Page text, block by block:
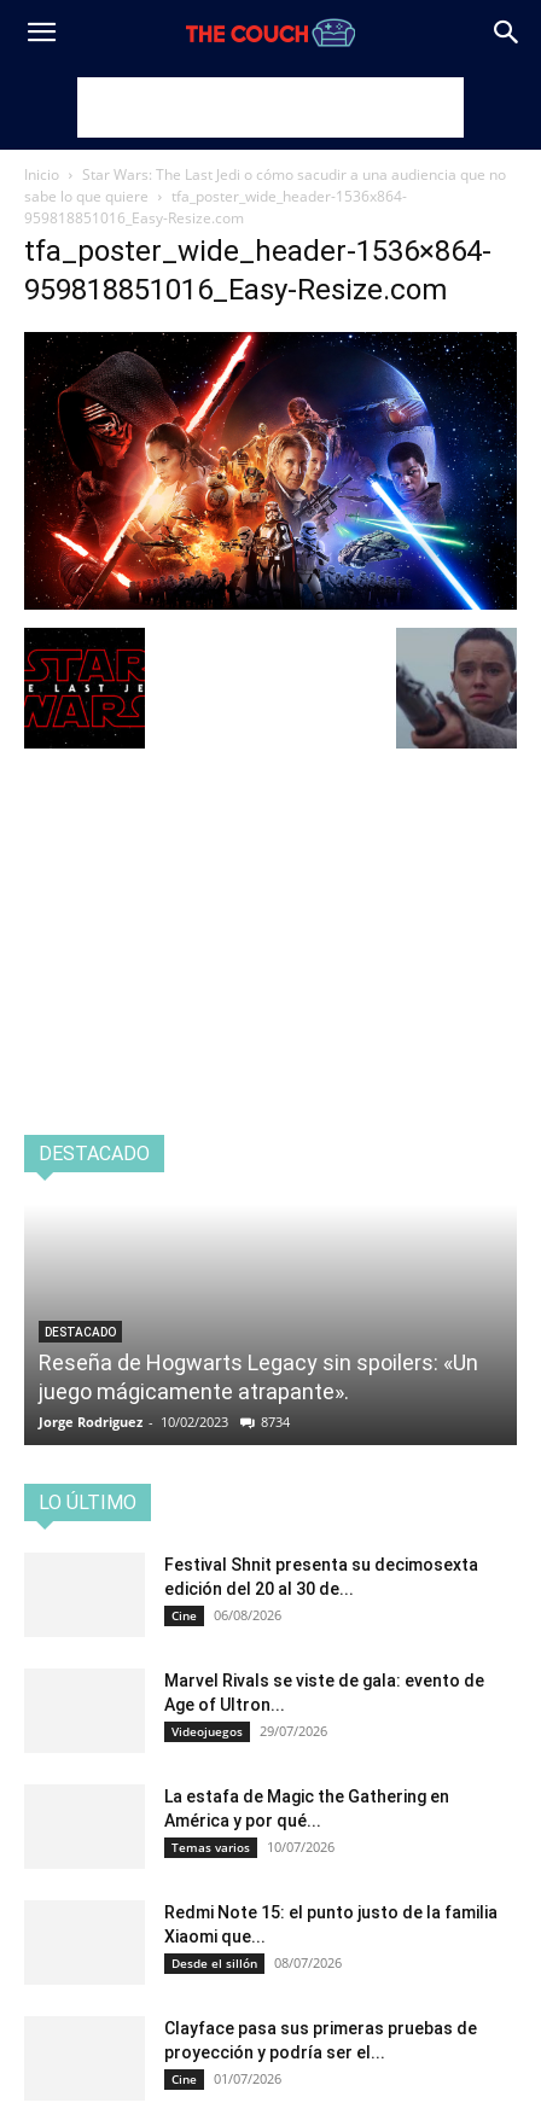
Inicio
Star Wars: The Last Jedi o cómo sacudir a una audiencia que no
sabe lo que quiere
tfa_poster_wide_header-1536x864-
959818851016_Easy-Resize.com
tfa_poster_wide_header-1536×864-
959818851016_Easy-Resize.com
DESTACADO
DESTACADO
Reseña de Hogwarts Legacy sin spoilers: «Un
juego mágicamente atrapante».
Jorge Rodriguez - 10/02/2023 8734
LO ÚLTIMO
Festival Shnit presenta su decimosexta
edición del 20 al 30 de...
Cine 06/08/2026
Marvel Rivals se viste de gala: evento de
Age of Ultron...
Videojuegos 29/07/2026
La estafa de Magic the Gathering en
América y por qué...
Temas varios 10/07/2026
Redmi Note 15: el punto justo de la familia
Xiaomi que...
Desde el sillón 08/07/2026
Clayface pasa sus primeras pruebas de
proyección y podría ser el...
Cine 01/07/2026